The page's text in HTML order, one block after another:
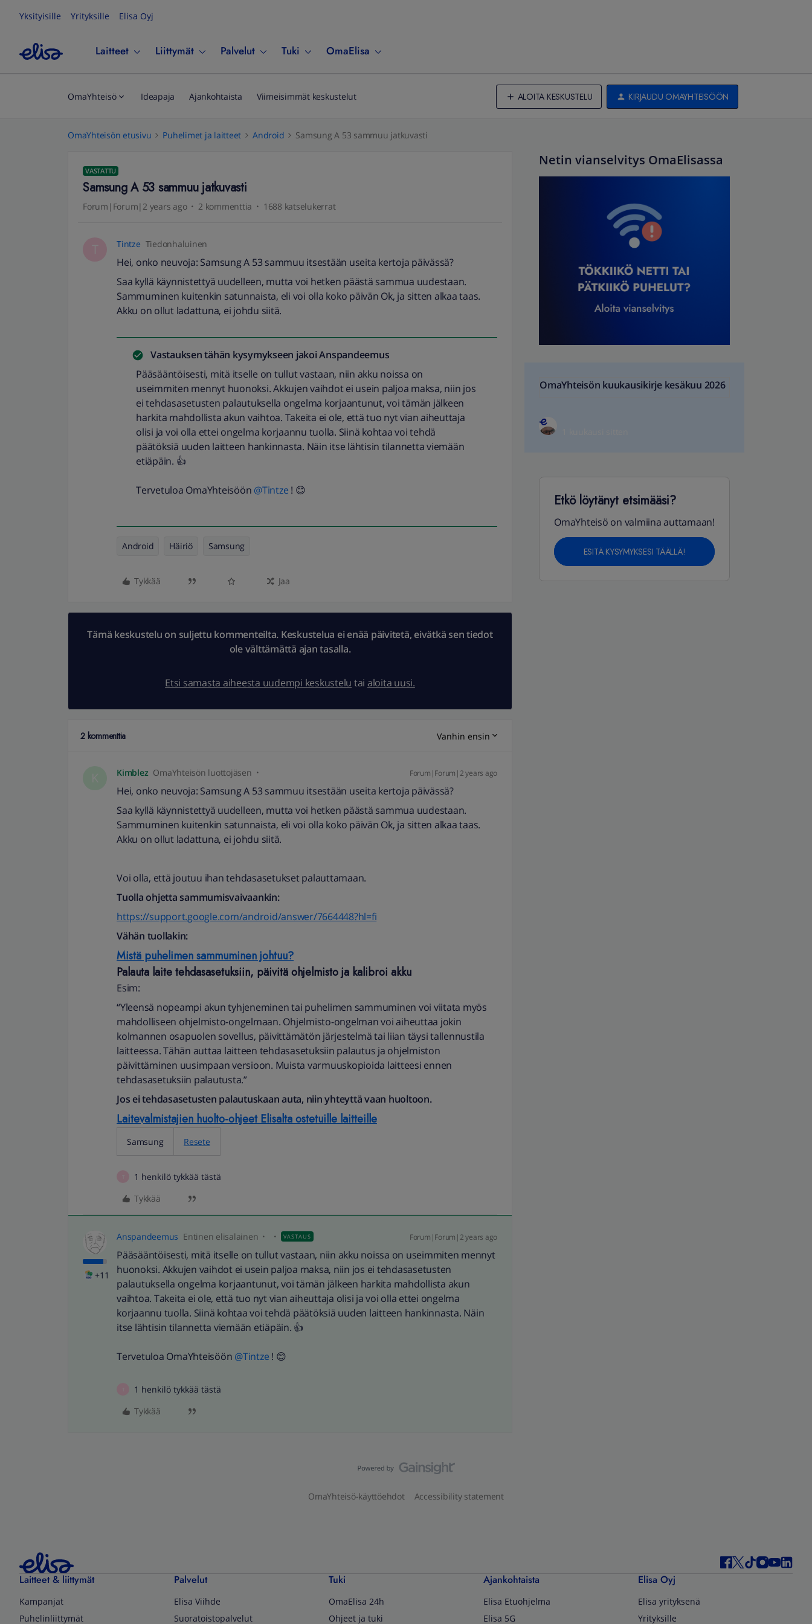
Yksityisille Yrityksille Elisa Oyj
Laitteet Liittymät Palvelut Tuki OmaElisa
OmaYhteisö Ideapaja Ajankohtaista Viimeisimmät keskustelut ALOITA KESKUSTELU KIRJAUDU OMAYHTEISÖÖN
OmaYhteisön etusivu Puhelimet ja laitteet Android Samsung A 53 sammuu jatkuvasti
VASTATTU
Samsung A 53 sammuu jatkuvasti
Forum|Forum|2 years ago 2 kommenttia 1688 katselukerrat
T Tintze Tiedonhaluinen
Hei, onko neuvoja: Samsung A 53 sammuu itsestään useita kertoja päivässä?
Saa kyllä käynnistettyä uudelleen, mutta voi hetken päästä sammua uudestaan.
Sammuminen kuitenkin satunnaista, eli voi olla koko päivän Ok, ja sitten alkaa taas.
Akku on ollut ladattuna, ei johdu siitä.
Vastauksen tähän kysymykseen jakoiAnspandeemus
Pääsääntöisesti, mitä itselle on tullut vastaan, niin akku noissa on
useimmiten mennyt huonoksi. Akkujen vaihdot ei usein paljoa maksa, niin jos
ei tehdasasetusten palautuksella ongelma korjaantunut, voi tämän jälkeen
harkita mahdollista akun vaihtoa. Takeita ei ole, että tuo nyt vian aiheuttaja
olisi ja voi olla ettei ongelma korjaannu tuolla. Siinä kohtaa voi tehdä
päätöksiä uuden laitteen hankinnasta. Näin itse lähtisin tilannetta viemään
etiäpäin. 👍
Tervetuloa OmaYhteisöön @Tintze ! 😊
Android Häiriö Samsung
Tykkää Jaa
Tämä keskustelu on suljettu kommenteilta. Keskustelua ei enää päivitetä, eivätkä sen tiedot
ole välttämättä ajan tasalla.
Etsi samasta aiheesta uudempi keskustelu tai aloita uusi.
2 kommenttia Vanhin ensin
Kimblez OmaYhteisön luottojäsen Forum|Forum|2 years ago
Hei, onko neuvoja: Samsung A 53 sammuu itsestään useita kertoja päivässä?
Saa kyllä käynnistettyä uudelleen, mutta voi hetken päästä sammua uudestaan.
Sammuminen kuitenkin satunnaista, eli voi olla koko päivän Ok, ja sitten alkaa taas.
Akku on ollut ladattuna, ei johdu siitä.
Voi olla, että joutuu ihan tehdasasetukset palauttamaan.
Tuolla ohjetta sammumisvaivaankin:
https://support.google.com/android/answer/7664448?hl=fi
Vähän tuollakin:
Mistä puhelimen sammuminen johtuu?
Palauta laite tehdasasetuksiin, päivitä ohjelmisto ja kalibroi akku
Esim:
“Yleensä nopeampi akun tyhjeneminen tai puhelimen sammuminen voi viitata myös
mahdolliseen ohjelmisto-ongelmaan. Ohjelmisto-ongelman voi aiheuttaa jokin
kolmannen osapuolen sovellus, päivittämätön järjestelmä tai liian täysi tallennustila
laitteessa. Tähän auttaa laitteen tehdasasetuksiin palautus ja ohjelmiston
päivittäminen uusimpaan versioon. Muista varmuuskopioida laitteesi ennen
tehdasasetuksiin palautusta.”
Jos ei tehdasasetusten palautuskaan auta, niin yhteyttä vaan huoltoon.
Laitevalmistajien huolto-ohjeet Elisalta ostetuille laitteille
Samsung Resete
1 henkilö tykkää tästä
Tykkää
+11
Anspandeemus Entinen elisalainen VASTAUS Forum|Forum|2 years ago
Pääsääntöisesti, mitä itselle on tullut vastaan, niin akku noissa on useimmiten mennyt
huonoksi. Akkujen vaihdot ei usein paljoa maksa, niin jos ei tehdasasetusten
palautuksella ongelma korjaantunut, voi tämän jälkeen harkita mahdollista akun
vaihtoa. Takeita ei ole, että tuo nyt vian aiheuttaja olisi ja voi olla ettei ongelma
korjaannu tuolla. Siinä kohtaa voi tehdä päätöksiä uuden laitteen hankinnasta. Näin
itse lähtisin tilannetta viemään etiäpäin. 👍
Tervetuloa OmaYhteisöön @Tintze ! 😊
1 henkilö tykkää tästä
Tykkää
Netin vianselvitys OmaElisassa
OmaYhteisön kuukausikirje kesäkuu 2026
Etkö löytänyt etsimääsi?
OmaYhteisö on valmiina auttamaan!
ESITÄ KYSYMYKSESI TÄÄLLÄ!
OmaYhteisö-käyttöehdot Accessibility statement
Laitteet & liittymät
Kampanjat
Puhelinliittymät
Palvelut
Elisa Viihde
Suoratoistopalvelut
Tuki
OmaElisa 24h
Ohjeet ja tuki
Ajankohtaista
Elisa Etuohjelma
Elisa 5G
Elisa Oyj
Elisa yrityksenä
Yrityksille